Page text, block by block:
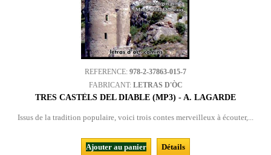
REFERENCE: 978-2-37863-015-7
FABRICANT: LETRAS D'ÒC
TRES CASTÈLS DEL DIABLE (MP3) - A. LAGARDE
Issus de la tradition populaire, voici trois contes merveilleux à écouter,...
Ajouter au panier
Détails